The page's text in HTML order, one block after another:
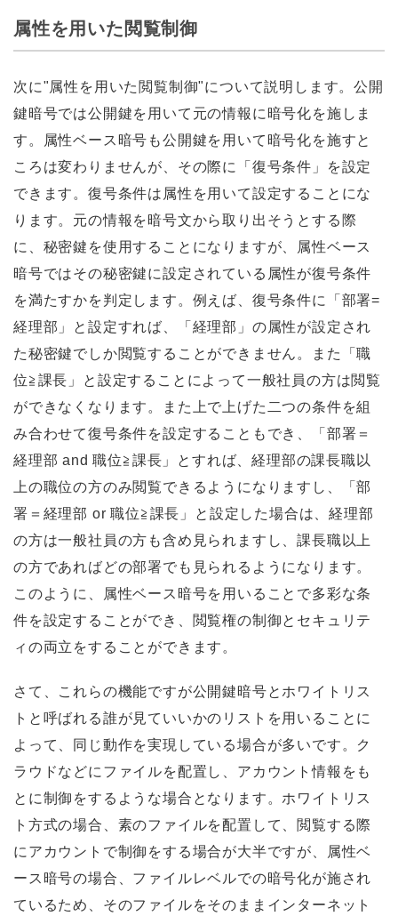
属性を用いた閲覧制御
次に"属性を用いた閲覧制御"について説明します。公開
鍵暗号では公開鍵を用いて元の情報に暗号化を施しま
す。属性ベース暗号も公開鍵を用いて暗号化を施すと
ころは変わりませんが、その際に「復号条件」を設定
できます。復号条件は属性を用いて設定することにな
ります。元の情報を暗号文から取り出そうとする際
に、秘密鍵を使用することになりますが、属性ベース
暗号ではその秘密鍵に設定されている属性が復号条件
を満たすかを判定します。例えば、復号条件に「部署=
経理部」と設定すれば、「経理部」の属性が設定され
た秘密鍵でしか閲覧することができません。また「職
位≧課長」と設定することによって一般社員の方は閲覧
ができなくなります。また上で上げた二つの条件を組
み合わせて復号条件を設定することもでき、「部署＝
経理部 and 職位≧課長」とすれば、経理部の課長職以
上の職位の方のみ閲覧できるようになりますし、「部
署＝経理部 or 職位≧課長」と設定した場合は、経理部
の方は一般社員の方も含め見られますし、課長職以上
の方であればどの部署でも見られるようになります。
このように、属性ベース暗号を用いることで多彩な条
件を設定することができ、閲覧権の制御とセキュリテ
ィの両立をすることができます。
さて、これらの機能ですが公開鍵暗号とホワイトリス
トと呼ばれる誰が見ていいかのリストを用いることに
よって、同じ動作を実現している場合が多いです。ク
ラウドなどにファイルを配置し、アカウント情報をも
とに制御をするような場合となります。ホワイトリス
ト方式の場合、素のファイルを配置して、閲覧する際
にアカウントで制御をする場合が大半ですが、属性ベ
ース暗号の場合、ファイルレベルでの暗号化が施され
ているため、そのファイルをそのままインターネット